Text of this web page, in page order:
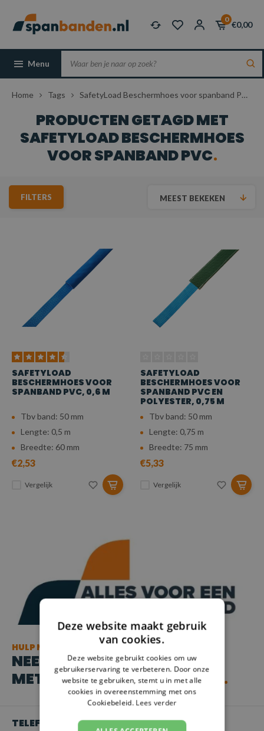
0
€0,00
Menu
Home Tags SafetyLoad Beschermhoes voor spanband PVC
PRODUCTEN GETAGD MET
SAFETYLOAD BESCHERMHOES
VOOR SPANBAND PVC
FILTERS MEEST BEKEKEN
SAFETYLOAD
BESCHERMHOES VOOR
SPANBAND PVC, 0,6 M
Tbv band: 50 mm
Lengte: 0,5 m
Breedte: 60 mm
€2,53
Vergelijk
SAFETYLOAD
BESCHERMHOES VOOR
SPANBAND PVC EN
POLYESTER, 0,75 M
Tbv band: 50 mm
Lengte: 0,75 m
Breedte: 75 mm
€5,33
Vergelijk
HULP NODIG?
NEEM CONTACT OP
MET ONZE KLANTENSERVICE
TELEFOON
Deze website maakt gebruik
van cookies.
Deze website gebruikt cookies om uw
gebruikerservaring te verbeteren. Door onze
website te gebruiken, stemt u in met alle
cookies in overeenstemming met ons
Cookiebeleid. Lees verder